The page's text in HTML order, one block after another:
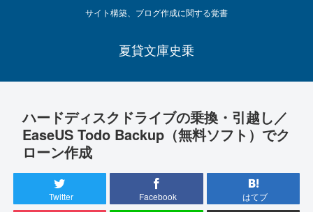
サイト構築、ブログ作成に関する覚書
夏貸文庫史乗
ハードディスクドライブの乗換・引越し／
EaseUS Todo Backup（無料ソフト）でク
ローン作成
Twitter Facebook はてブ